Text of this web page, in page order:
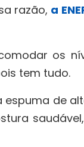
razão, a
os
tem tudo.
espuma de